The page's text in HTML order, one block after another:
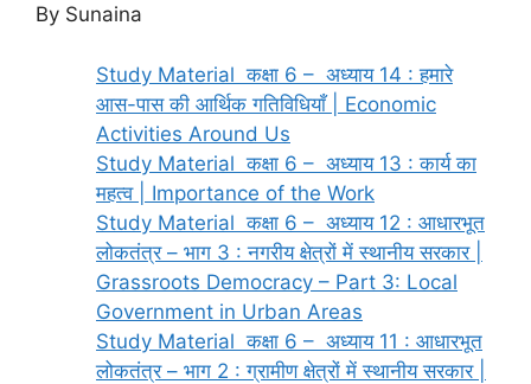
By Sunaina
Study Material कक्षा 6 – अध्याय 14 : हमारे
आस-पास की आर्थिक गतिविधियाँ | Economic
Activities Around Us
Study Material कक्षा 6 – अध्याय 13 : कार्य का
महत्व | Importance of the Work
Study Material कक्षा 6 – अध्याय 12 : आधारभूत
लोकतंत्र – भाग 3 : नगरीय क्षेत्रों में स्थानीय सरकार |
Grassroots Democracy – Part 3: Local
Government in Urban Areas
Study Material कक्षा 6 – अध्याय 11 : आधारभूत
लोकतंत्र – भाग 2 : ग्रामीण क्षेत्रों में स्थानीय सरकार |